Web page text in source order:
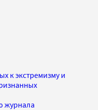
к экстремизму и
журнала